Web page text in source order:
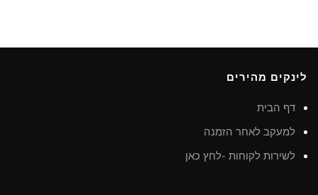
לינקים מהירים
דף הבית
למעקב לאחר הזמנה
לשירות לקוחות -לחץ כאן